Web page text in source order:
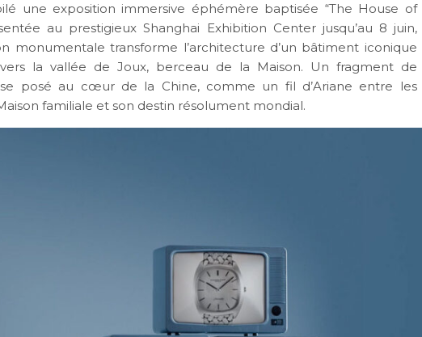
une exposition immersive éphémère baptisée “The House of
au prestigieux Shanghai Exhibition Center jusqu’au 8 juin,
monumentale transforme l’architecture d’un bâtiment iconique
la vallée de Joux, berceau de la Maison. Un fragment de
posé au cœur de la Chine, comme un fil d’Ariane entre les
familiale et son destin résolument mondial.